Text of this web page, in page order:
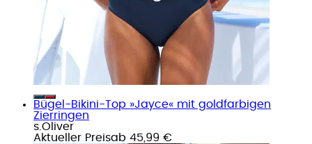
Bügel-Bikini-Top »Jayce« mit goldfarbigen
Zierringen
s.Oliver
Aktueller Preisab 45,99 €